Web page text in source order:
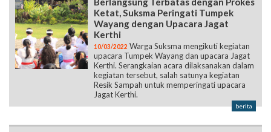
Ketat, Suksma Peringati Tumpek
Wayang dengan Upacara Jagat
Kerthi
10/03/2022 Warga Suksma mengikuti kegiatan
upacara Tumpek Wayang dan upacara Jagat
Kerthi. Serangkaian acara dilaksanakan dalam
kegiatan tersebut, salah satunya kegiatan
Resik Sampah untuk memperingati upacara
Jagat Kerthi.
berita